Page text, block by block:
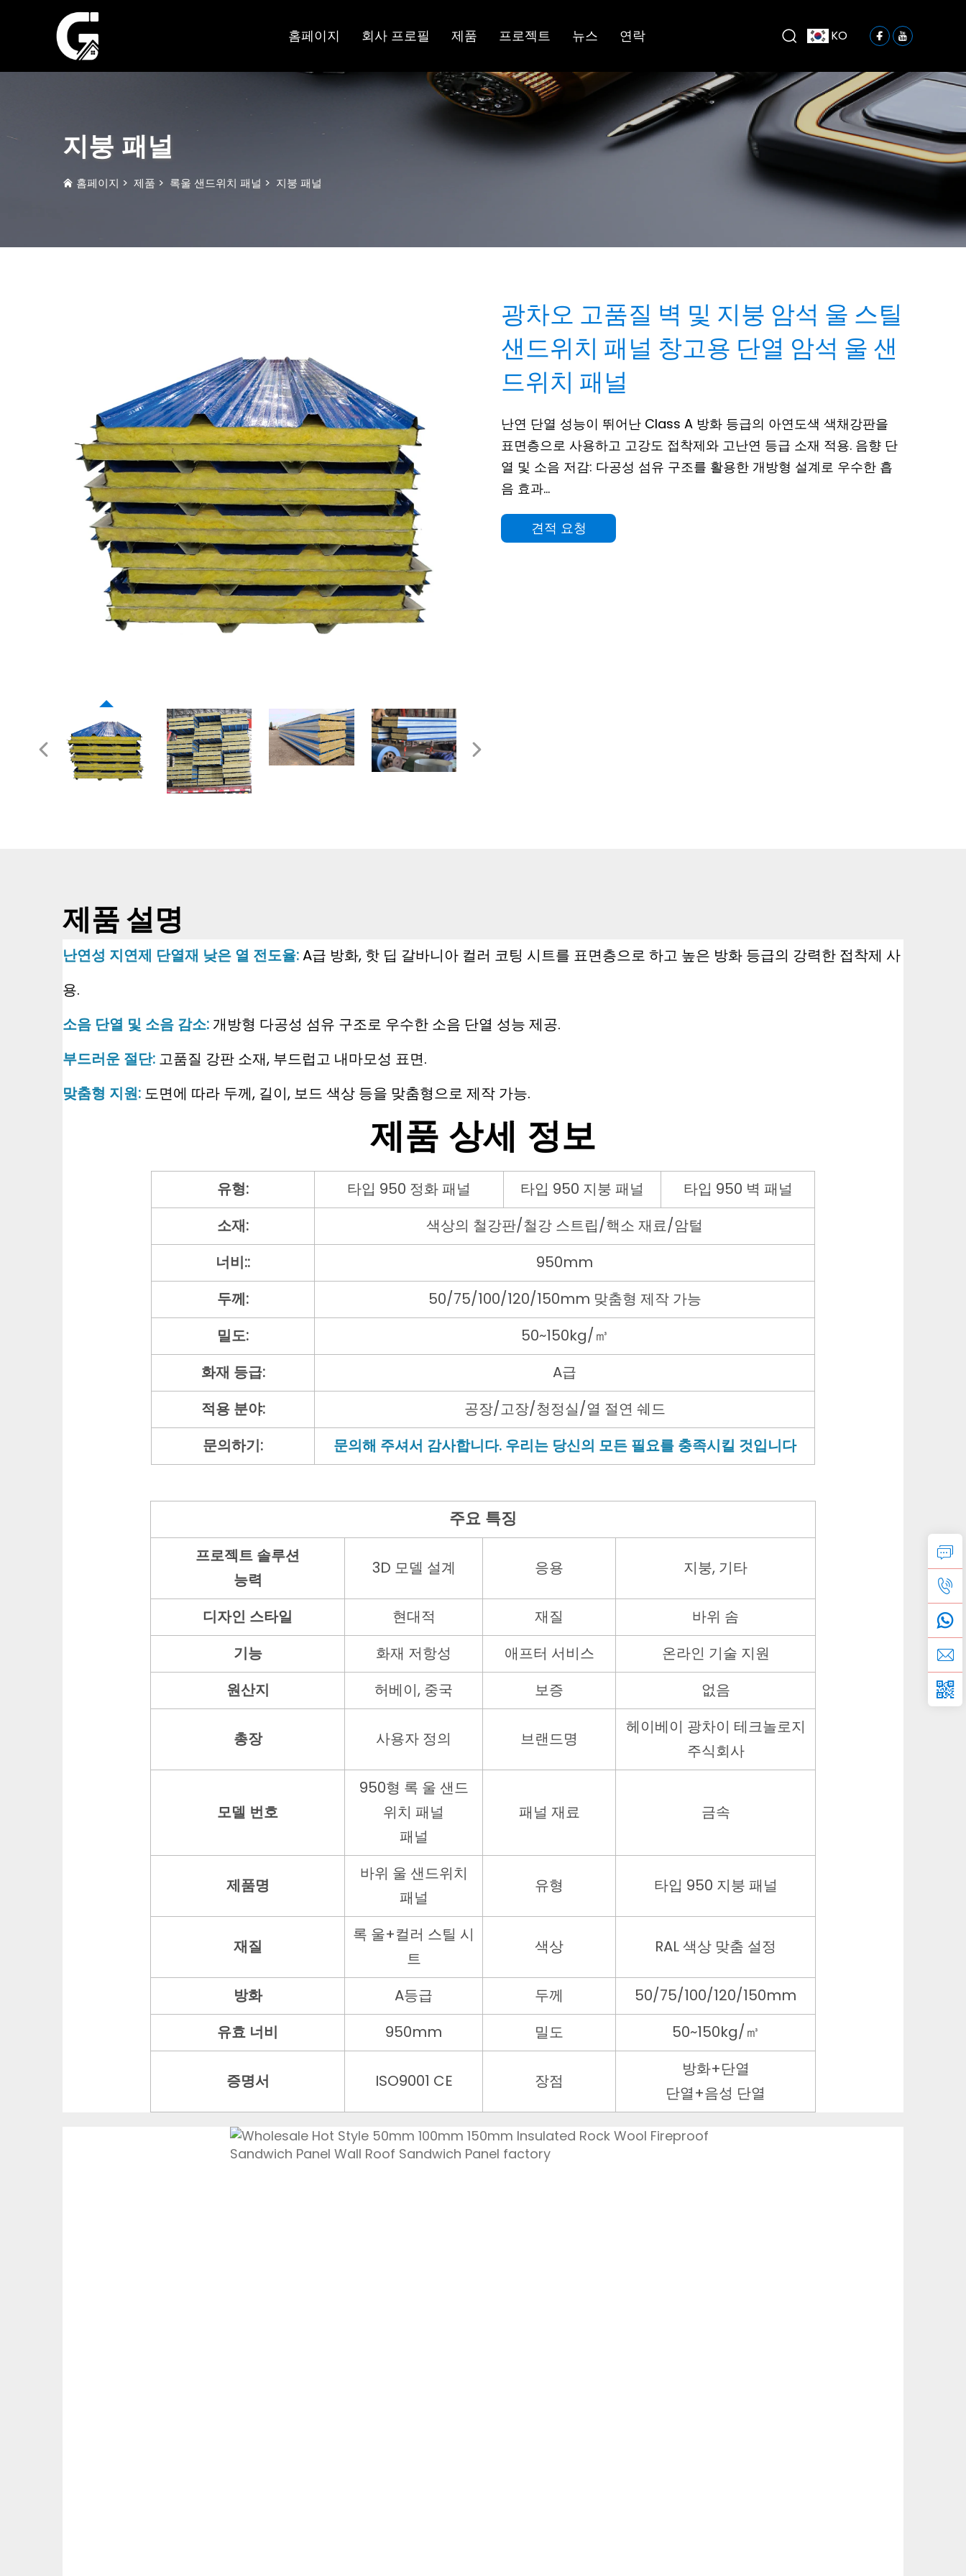
홈페이지 회사 프로필 제품 프로젝트 뉴스 연락 KO
지붕 패널
홈페이지 > 제품 > 록울 샌드위치 패널 > 지붕 패널
광차오 고품질 벽 및 지붕 암석 울 스틸
샌드위치 패널 창고용 단열 암석 울 샌
드위치 패널
난연 단열 성능이 뛰어난 Class A 방화 등급의 아연도색 색채강판을
표면층으로 사용하고 고강도 접착제와 고난연 등급 소재 적용. 음향 단
열 및 소음 저감: 다공성 섬유 구조를 활용한 개방형 설계로 우수한 흡
음 효과...
견적 요청
제품 설명
난연성 지연제 단열재 낮은 열 전도율:A급 방화, 핫 딥 갈바니아 컬러 코팅 시트를 표면층으로 하고 높은 방화 등급의 강력한 접착제 사
용.
소음 단열 및 소음 감소: 개방형 다공성 섬유 구조로 우수한 소음 단열 성능 제공.
부드러운 절단: 고품질 강판 소재, 부드럽고 내마모성 표면.
맞춤형 지원: 도면에 따라 두께, 길이, 보드 색상 등을 맞춤형으로 제작 가능.
제품 상세 정보
유형: 타입 950 정화 패널 타입 950 지붕 패널
타입 950 벽 패널
소재:
색상의 철강판/철강 스트립/핵소 재료/암털
너비::
950mm
두께:
50/75/100/120/150mm 맞춤형 제작 가능
밀도:
50~150kg/㎥
화재 등급:
A급
적용 분야:
공장/고장/청정실/열 절연 쉐드
문의하기:
문의해 주셔서 감사합니다. 우리는 당신의 모든 필요를 충족시킬 것입니다
주요 특징
프로젝트 솔루션
능력
3D 모델 설계 응용 지붕, 기타
디자인 스타일 현대적 재질
바위 솜
기능
화재 저항성 애프터 서비스
온라인 기술 지원
원산지
허베이, 중국 보증 없음
총장 사용자 정의 브랜드명
헤이베이 광차이 테크놀로지
주식회사
모델 번호
950형 록 울 샌드
위치 패널
패널
패널 재료 금속
제품명
바위 울 샌드위치
패널
유형 타입 950 지붕 패널
재질
록 울+컬러 스틸 시
트
색상 RAL 색상 맞춤 설정
방화 A등급 두께
50/75/100/120/150mm
유효 너비
950mm 밀도 50~150kg/㎥
증명서 ISO9001 CE 장점
방화+단열
단열+음성 단열